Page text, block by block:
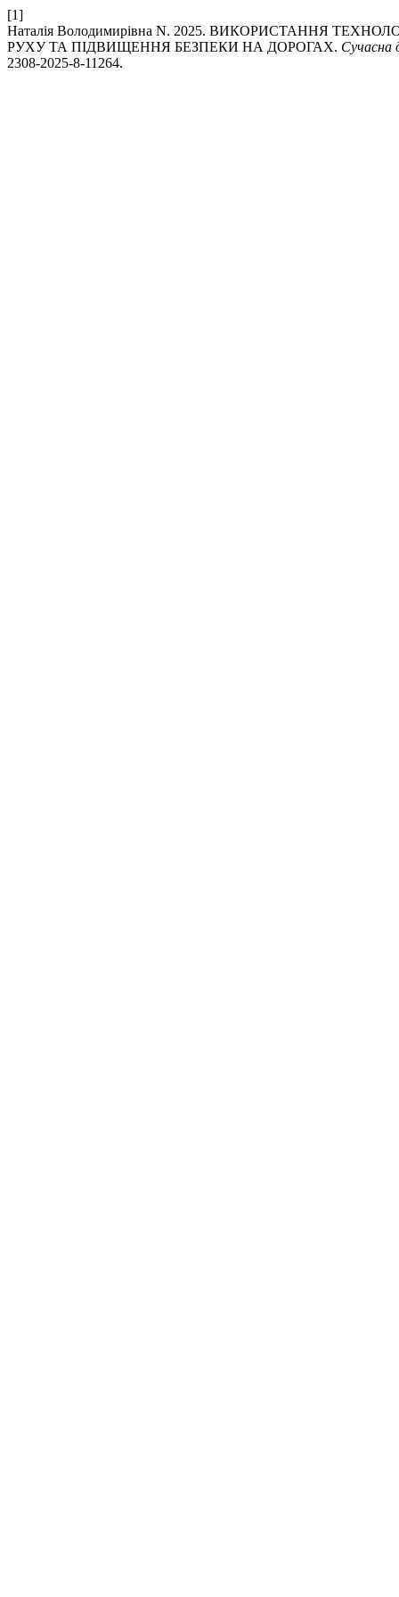
[1]
Наталія Володимирівна N. 2025. ВИКОРИСТАННЯ
РУХУ ТА ПІДВИЩЕННЯ БЕЗПЕКИ НА ДОРОГАХ. Сучасна
2308-2025-8-11264.